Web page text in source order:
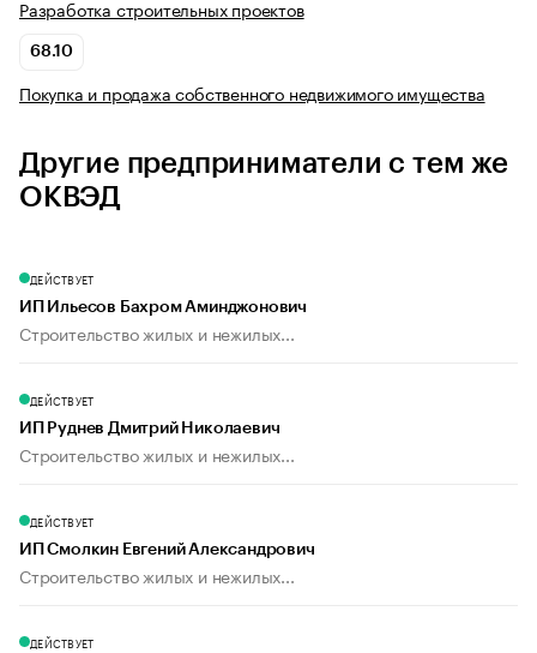
Разработка строительных проектов
68.10
Покупка и продажа собственного недвижимого имущества
Другие предприниматели с тем же
ОКВЭД
ДЕЙСТВУЕТ
ИП Ильесов Бахром Аминджонович
Строительство жилых и нежилых...
ДЕЙСТВУЕТ
ИП Руднев Дмитрий Николаевич
Строительство жилых и нежилых...
ДЕЙСТВУЕТ
ИП Смолкин Евгений Александрович
Строительство жилых и нежилых...
ДЕЙСТВУЕТ